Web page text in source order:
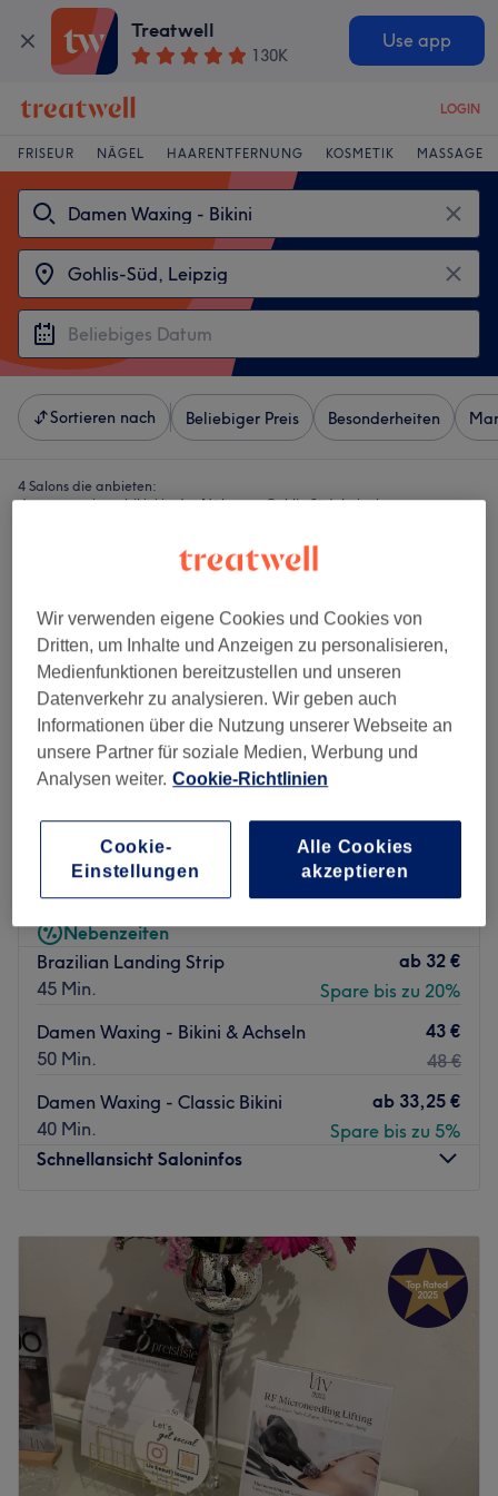
Treatwell
130K
Use app
LOGIN
FRISEUR NÄGEL HAARENTFERNUNG KOSMETIK MASSAGE
Sortieren nach Beliebiger Preis Besonderheiten
4 Salons die anbieten:
damen waxing - bikini in der Nähe von Gohlis-Süd, Leipzig
Beauty & Nails - Leipzig
954 Bewertungen
Leipzig
Auf Karte anzeigen
Nebenzeiten
Brazilian Landing Strip
45 Min.
ab 32 €
Spare bis zu 20%
Damen Waxing - Bikini & Achseln
50 Min.
43 €
48 €
Damen Waxing - Classic Bikini
40 Min.
ab 33,25 €
Spare bis zu 5%
Schnellansicht Saloninfos
Dienstag
09:30
20:00
Mittwoch
09:00
20:00
Donnerstag
–20:00
Freitag
20:00
Samstag
Sonntag
Geschlossen
Weil die Haut das Spiegelbild und die Augen das Tor zur
Seele sind, steht das Kosmetikstudio Beauty & Nails in
Leipzig für Qualität und ganzheitliche Lösungen – für
Wir verwenden eigene Cookies und Cookies von
Dritten, um Inhalte und Anzeigen zu personalisieren,
Medienfunktionen bereitzustellen und unseren
Datenverkehr zu analysieren. Wir geben auch
Informationen über die Nutzung unserer Webseite an
unsere Partner für soziale Medien, Werbung und
Analysen weiter. Cookie-Richtlinien
Cookie-
Einstellungen
Alle Cookies
akzeptieren